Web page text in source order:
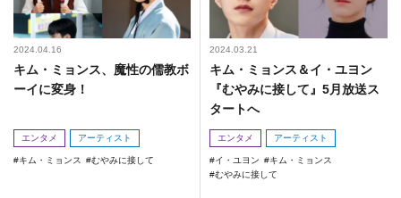
2024.04.16
キム・ミョンス、魔性の儒教ボ
ーイに変身！
エンタメ アーティスト
キム・ミョンス むやみに接して
2024.03.21
キム・ミョンス＆イ・ユヨン
『むやみに接して』5月放送ス
タートへ
エンタメ アーティスト
イ・ユヨン
キム・ミョンス
むやみに接して